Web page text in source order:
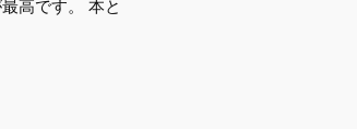
高です。 本と